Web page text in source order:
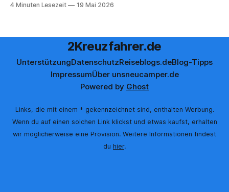
bisschen kritisch, wenn neue App-Features angekündigt
4 Minuten Lesezeit 19 Mai 2026
2Kreuzfahrer.de
UnterstützungDatenschutzReiseblogs.deBlog-Tipps
ImpressumÜber unsneucamper.de
Powered by Ghost
Links, die mit einem * gekennzeichnet sind, enthalten Werbung.
Wenn du auf einen solchen Link klickst und etwas kaufst, erhalten
wir möglicherweise eine Provision. Weitere Informationen findest
du hier.